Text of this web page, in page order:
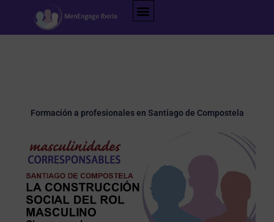
contenido
Formación a profesionales en Santiago de Compostela